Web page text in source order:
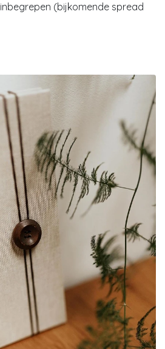
inbegrepen (bijkomende spread